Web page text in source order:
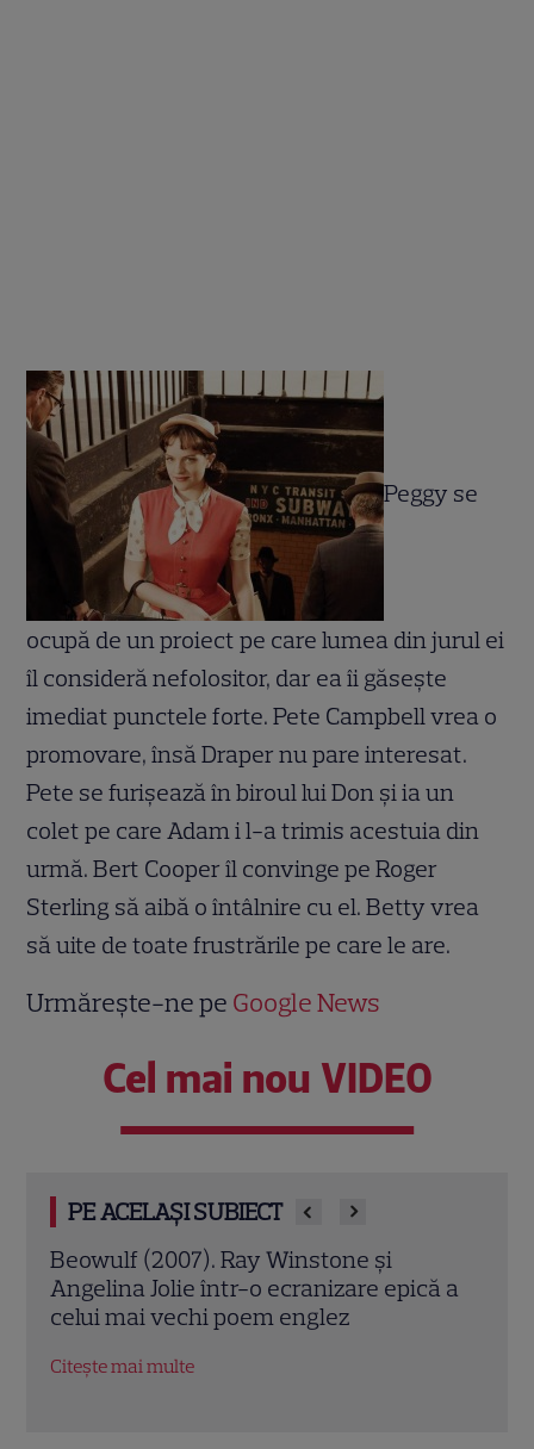
Peggy se
ocupă de un proiect pe care lumea din jurul ei
îl consideră nefolositor, dar ea îi găseşte
imediat punctele forte. Pete Campbell vrea o
promovare, însă Draper nu pare interesat.
Pete se furişează în biroul lui Don şi ia un
colet pe care Adam i l-a trimis acestuia din
urmă. Bert Cooper îl convinge pe Roger
Sterling să aibă o întâlnire cu el. Betty vrea
să uite de toate frustrările pe care le are.
Urmărește-ne pe Google News
Cel mai nou VIDEO
PE ACELAȘI SUBIECT
Beowulf (2007). Ray Winstone și
Angelina Jolie într-o ecranizare epică a
celui mai vechi poem englez
Citește mai multe